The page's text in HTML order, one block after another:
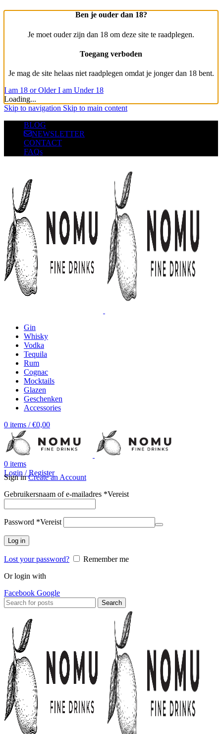
Ben je ouder dan 18?
Je moet ouder zijn dan 18 om deze site te raadplegen.
Toegang verboden
Je mag de site helaas niet raadplegen omdat je jonger dan 18 bent.
I am 18 or OlderI am Under 18
Loading...
Skip to navigation Skip to main content
BLOG
NEWSLETTER
CONTACT
FAQs
Gin
Whisky
Vodka
Tequila
Rum
Cognac
Mocktails
Glazen
Geschenken
Accessories
0 items / €0,00
0 items
Login / Register
Sign inCreate an Account
Gebruikersnaam of e-mailadres *Vereist
Password *Vereist
Log in
Lost your password?
Remember me
Or login with
Facebook Google
Search